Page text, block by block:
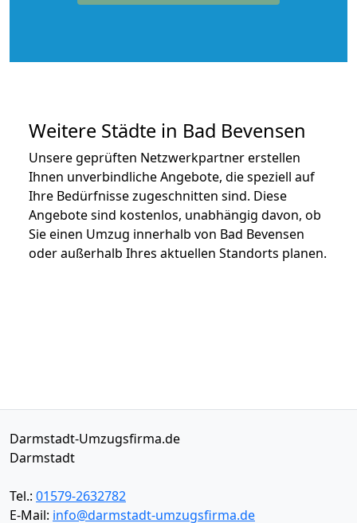
Weitere Städte in Bad Bevensen
Unsere geprüften Netzwerkpartner erstellen
Ihnen unverbindliche Angebote, die speziell auf
Ihre Bedürfnisse zugeschnitten sind. Diese
Angebote sind kostenlos, unabhängig davon, ob
Sie einen Umzug innerhalb von Bad Bevensen
oder außerhalb Ihres aktuellen Standorts planen.
Darmstadt-Umzugsfirma.de
Darmstadt
Tel.: 01579-2632782
E-Mail: info@darmstadt-umzugsfirma.de